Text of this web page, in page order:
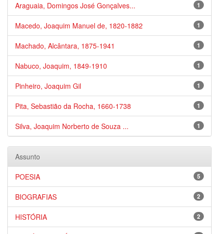
1
Araguaia, Domingos José Gonçalves...
1
Macedo, Joaquim Manuel de, 1820-1882
1
Machado, Alcântara, 1875-1941
1
Nabuco, Joaquim, 1849-1910
1
Pinheiro, Joaquim Gil
1
Pita, Sebastião da Rocha, 1660-1738
1
Silva, Joaquim Norberto de Souza ...
Assunto
5
POESIA
2
BIOGRAFIAS
2
HISTÓRIA